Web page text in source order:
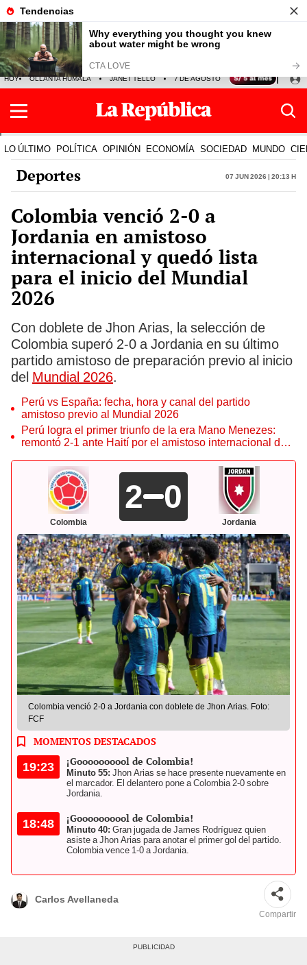
HOY OLLANTA HUMALA JANET TELLO 7 DE AGOSTO TINKA RESULTADOS
LO ÚLTIMO POLÍTICA OPINIÓN ECONOMÍA SOCIEDAD MUNDO
Deportes 07 Jun 2026 | 20:13 h
Colombia venció 2-0 a
Jordania en amistoso
internacional y quedó lista
para el inicio del Mundial
2026
Con doblete de Jhon Arias, la selección de
Colombia superó 2-0 a Jordania en su último
partido amistoso de preparación previo al inicio
del Mundial 2026.
Perú vs España: fecha, hora y canal del partido
amistoso previo al Mundial 2026
Perú logra el primer triunfo de la era Mano Menezes:
remontó 2-1 ante Haití por el amistoso internacional de
Colombia
2 0
Jordania
Colombia venció 2-0 a Jordania con doblete de Jhon Arias. Foto:
FCF
MOMENTOS DESTACADOS
19:23 ¡Goooooooool de Colombia!
Minuto 55: Jhon Arias se hace presente nuevamente en
el marcador. El delantero pone a Colombia 2-0 sobre
Jordania.
18:48 ¡Goooooooool de Colombia!
Minuto 40: Gran jugada de James Rodríguez quien
asiste a Jhon Arias para anotar el primer gol del partido.
Colombia vence 1-0 a Jordania.
Carlos Avellaneda
Compartir